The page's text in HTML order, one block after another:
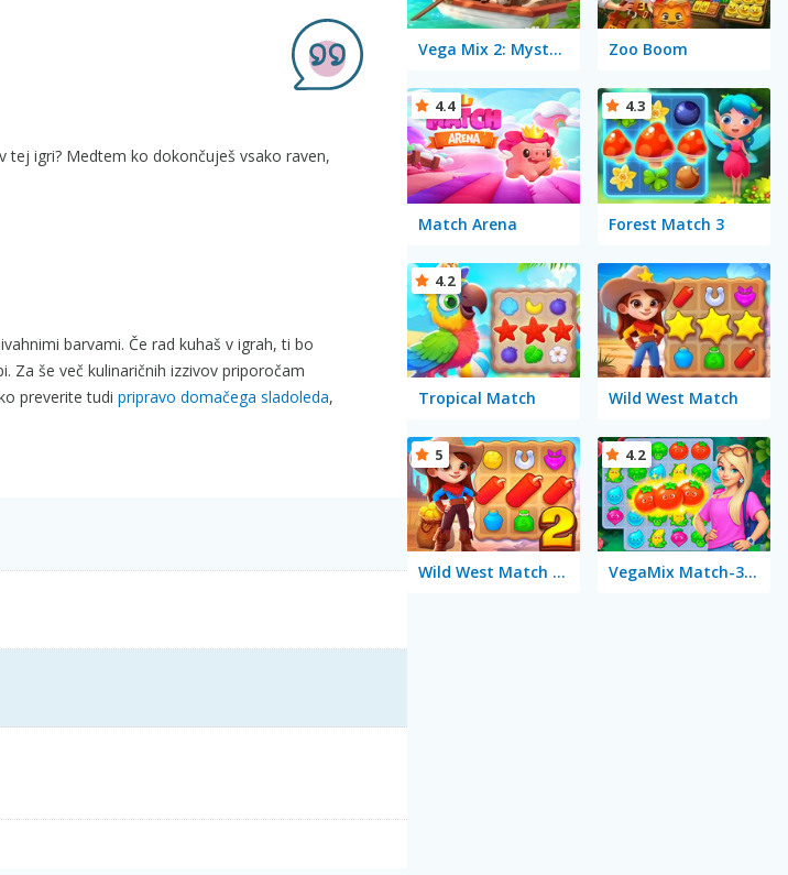
tej igri? Medtem ko dokončuješ vsako raven,
barvami. Če rad kuhaš v igrah, ti bo
Za še več kulinaričnih izzivov priporočam
preverite tudi pripravo domačega sladoleda,
Vega Mix 2: Mystery of Island Zoo Boom
Match Arena
4.4
Forest Match 3
4.3
Tropical Match
4.2
Wild West Match
Wild West Match 2: The Gold Rush
5
VegaMix Match-3 Village
4.2